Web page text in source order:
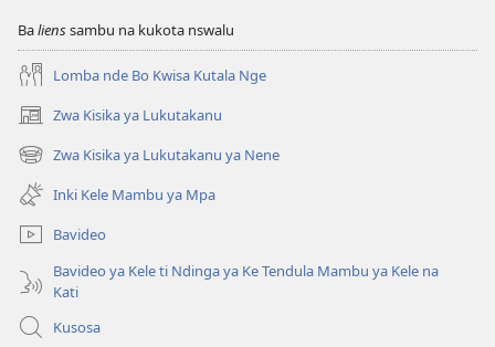
Balienssambu na kukota nswalu
Lomba nde Bo Kwisa Kutala Nge
Zwa Kisika ya Lukutakanu
(ke
kangula
lutiti
ya
mpa)
Zwa Kisika ya Lukutakanu ya Nene
(ke
kangula
lutiti
ya
mpa)
Inki Kele Mambu ya Mpa
Bavideo
Bavideo ya Kele ti Ndinga ya Ke Tendula Mambu ya Kele na
Kati
Kusosa